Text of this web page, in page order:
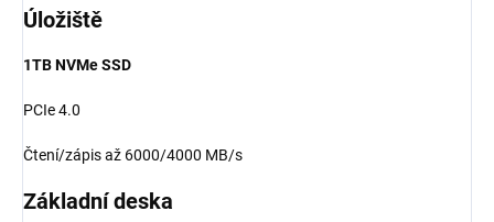
Úložiště
1TB NVMe SSD
PCIe 4.0
Čtení/zápis až 6000/4000 MB/s
Základní deska